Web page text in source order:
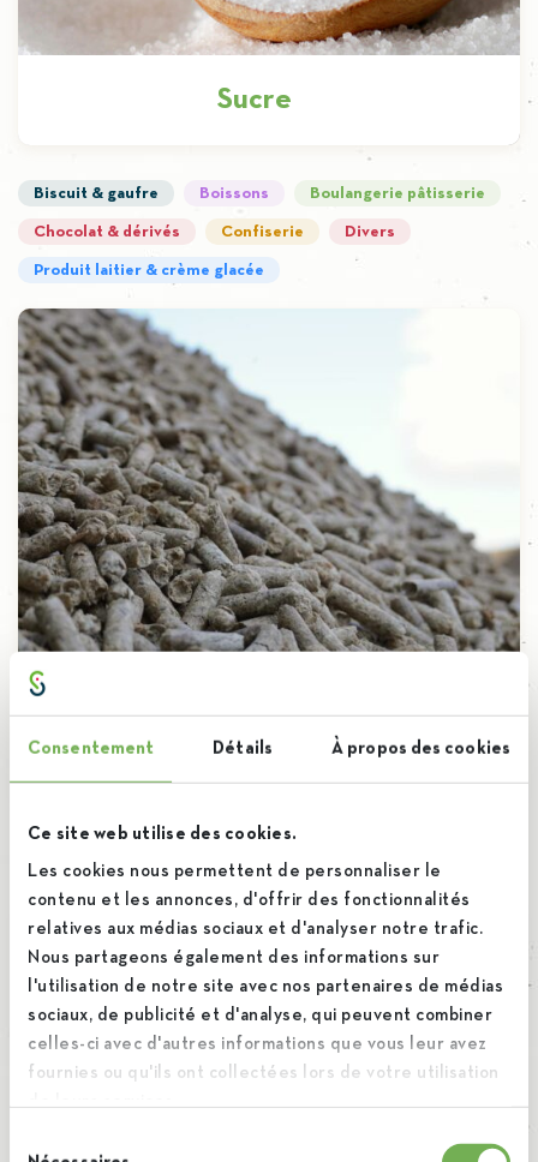
Consentement Détails À propos des cookies
Ce site web utilise des cookies.
Les cookies nous permettent de personnaliser le
contenu et les annonces, d'offrir des fonctionnalités
relatives aux médias sociaux et d'analyser notre trafic.
Nous partageons également des informations sur
l'utilisation de notre site avec nos partenaires de médias
sociaux, de publicité et d'analyse, qui peuvent combiner
celles-ci avec d'autres informations que vous leur avez
fournies ou qu'ils ont collectées lors de votre utilisation
Sucre
Produit phare d’iscal, nous produisons chaque
année approximativement 200.000t de sucre
cristal en transformant plus d’un million de
tonnes de […]
Découvrir
Biscuit & gaufre Boissons Boulangerie pâtisserie
Chocolat & dérivés Confiserie Divers
Produit laitier & crème glacée
Co-produits betteraviers
Rien ne se perd, tout se transforme dans notre
processus sucrier. Les pulpes Les pulpes sont
constituées de la chair […]